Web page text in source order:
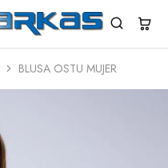
BLUSA OSTU MUJER